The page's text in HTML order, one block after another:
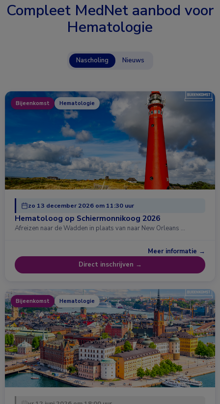
Compleet MedNet aanbod voor
Hematologie
Nascholing Nieuws
Bijeenkomst Hematologie
zo 13 december 2026 om 11:30 uur
Hematoloog op Schiermonnikoog 2026
Afreizen naar de Wadden in plaats van naar New Orleans …
Meer informatie →
Direct inschrijven →
Bijeenkomst Hematologie